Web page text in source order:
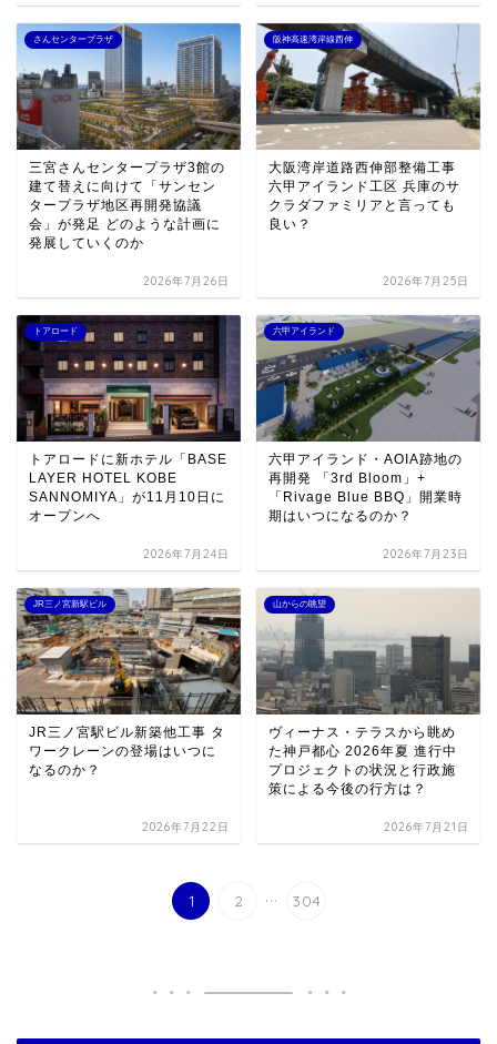
さんセンタープラザ
三宮さんセンタープラザ3館の
建て替えに向けて「サンセン
タープラザ地区再開発協議
会」が発足 どのような計画に
発展していくのか
2026年7月26日
阪神高速湾岸線西伸
大阪湾岸道路西伸部整備工事
六甲アイランド工区 兵庫のサ
クラダファミリアと言っても
良い？
2026年7月25日
トアロード
トアロードに新ホテル「BASE
LAYER HOTEL KOBE
SANNOMIYA」が11月10日に
オープンへ
2026年7月24日
六甲アイランド
六甲アイランド・AOIA跡地の
再開発 「3rd Bloom」+
「Rivage Blue BBQ」開業時
期はいつになるのか？
2026年7月23日
JR三ノ宮新駅ビル
JR三ノ宮駅ビル新築他工事 タ
ワークレーンの登場はいつに
なるのか？
2026年7月22日
山からの眺望
ヴィーナス・テラスから眺め
た神戸都心 2026年夏 進行中
プロジェクトの状況と行政施
策による今後の行方は？
2026年7月21日
1 2 ... 304